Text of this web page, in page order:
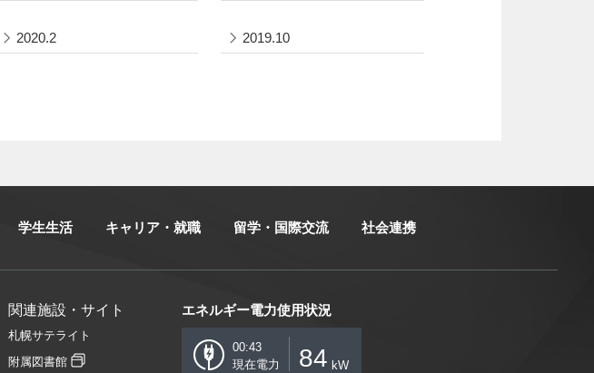
2020.2 2019.10
学生生活 キャリア・就職 留学・国際交流 社会連携
関連施設・サイト
札幌サテライト
附属図書館
エネルギー電力使用状況
00:43
現在電力
84 kW